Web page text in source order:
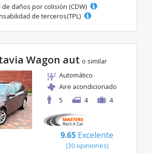
daños por colisión (CDW)
de terceros(TPL)
Wagon aut o similar
Automático
Aire acondicionado
5
4 4
9.65 Excelente
(30 opiniones)